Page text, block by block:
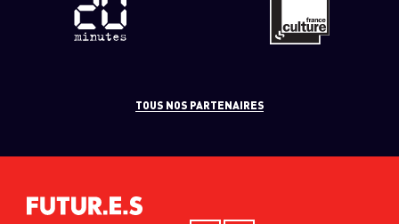
TOUS NOS PARTENAIRES